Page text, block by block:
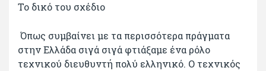
Το δικό του σχέδιο
Όπως συμβαίνει με τα περισσότερα πράγματα
στην Ελλάδα σιγά σιγά φτιάξαμε ένα ρόλο
τεχνικού διευθυντή πολύ ελληνικό. Ο τεχνικός